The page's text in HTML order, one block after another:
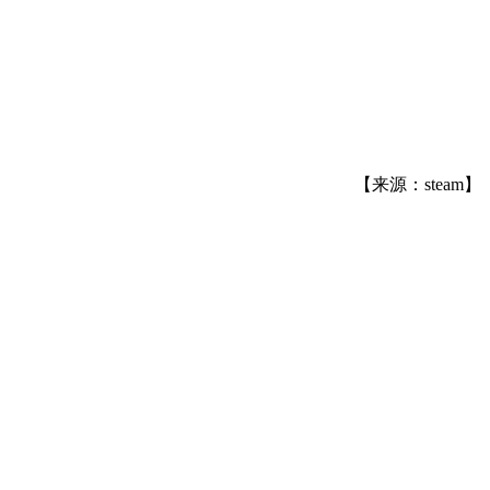
【来源：steam】